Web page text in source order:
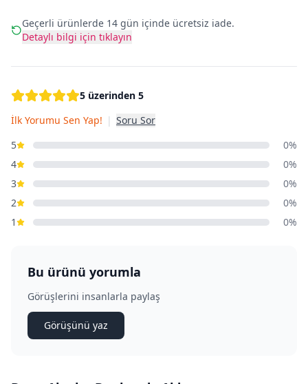
Geçerli ürünlerde 14 gün içinde ücretsiz iade.
Detaylı bilgi için tıklayın
5 üzerinden 5
İlk Yorumu Sen Yap! | Soru Sor
5
0%
4
0%
3
0%
2
0%
1
0%
Bu ürünü yorumla
Görüşlerini insanlarla paylaş
Görüşünü yaz